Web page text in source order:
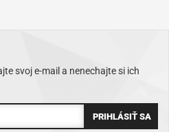
svoj e-mail a nenechajte si ich